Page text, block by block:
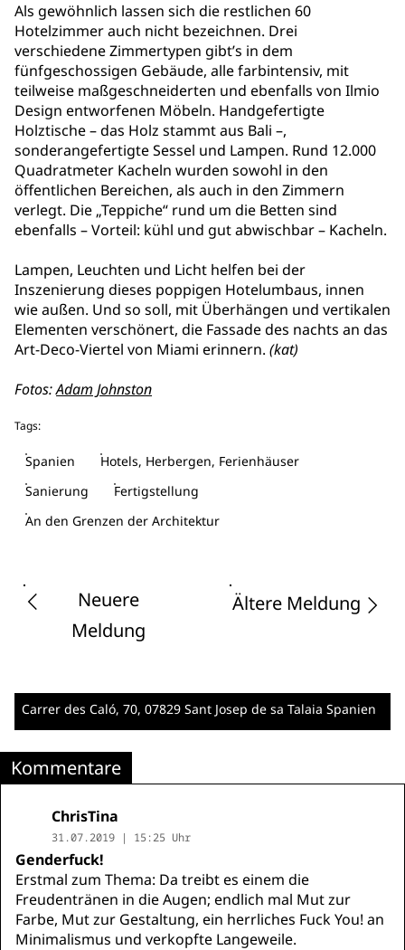
Als gewöhnlich lassen sich die restlichen 60
Hotelzimmer auch nicht bezeichnen. Drei
verschiedene Zimmertypen gibt’s in dem
fünfgeschossigen Gebäude, alle farbintensiv, mit
teilweise maßgeschneiderten und ebenfalls von Ilmio
Design entworfenen Möbeln. Handgefertigte
Holztische – das Holz stammt aus Bali –,
sonderangefertigte Sessel und Lampen. Rund 12.000
Quadratmeter Kacheln wurden sowohl in den
öffentlichen Bereichen, als auch in den Zimmern
verlegt. Die „Teppiche“ rund um die Betten sind
ebenfalls – Vorteil: kühl und gut abwischbar – Kacheln.
Lampen, Leuchten und Licht helfen bei der
Inszenierung dieses poppigen Hotelumbaus, innen
wie außen. Und so soll, mit Überhängen und vertikalen
Elementen verschönert, die Fassade des nachts an das
Art-Deco-Viertel von Miami erinnern. (kat)
Fotos:Adam Johnston
Tags:
Spanien
Hotels, Herbergen, Ferienhäuser
Sanierung
Fertigstellung
An den Grenzen der Architektur
Neuere
Meldung
Ältere Meldung
Carrer des Caló, 70, 07829 Sant Josep de sa Talaia Spanien
Kommentare
ChrisTina
31.07.2019 | 15:25 Uhr
Genderfuck!
Erstmal zum Thema: Da treibt es einem die
Freudentränen in die Augen; endlich mal Mut zur
Farbe, Mut zur Gestaltung, ein herrliches Fuck You! an
Minimalismus und verkopfte Langeweile.